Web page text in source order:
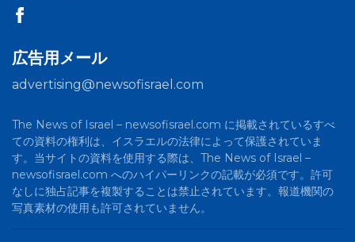
広告用メール
advertising@newsofisrael.com
The News of Israel – newsofisrael.com に掲載されているすべ
ての資料の権利は、イスラエルの法律によって保護されていま
す。当サイトの資料を使用する際は、The News of Israel –
newsofisrael.com へのハイパーリンクの記載が必須です。許可
なしに独占記事を複製することは禁止されています。報道機関の
写真素材の使用も許可されていません。